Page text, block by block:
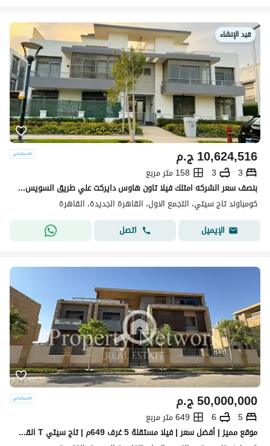
قيد الإنشاء
ج.م10,624,516
3
3
158 متر مربع
بنصف سعر الشركه امتلك فيلا تاون هاوس دايركت علي طريق السويس في التجمع الاول بجوار مطار القاهره و مدينه نصر و جاردينيا في كمبوند تاج سيتي - Taj City
كومباوند تاج سيتي، التجمع الاول، القاهرة الجديدة، القاهرة
الإيميل
اتصل
ج.م50,000,000
5
6
649 متر مربع
موقع مميز | أفضل سعر | فيلا مستقلة 5 غرف 649م | تاج سيتي T القاهرة الجديدة نصف تشطيب جاهزة للاستلام الفوري